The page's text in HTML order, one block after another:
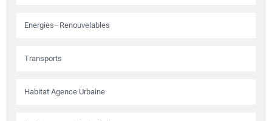
Energies–Renouvelables
Transports
Habitat Agence Urbaine